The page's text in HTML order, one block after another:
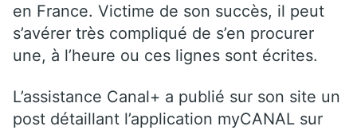
en France. Victime de son succès, il peut
s’avérer très compliqué de s’en procurer
une, à l’heure ou ces lignes sont écrites.
L’assistance Canal+ a publié sur son site un
post détaillant l’application myCANAL sur